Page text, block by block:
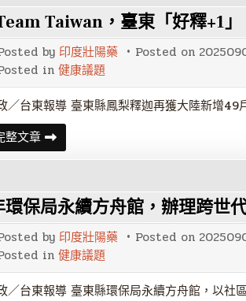
手
警
政
與
觀
護
會
共
築
反
毒
反
詐
全
網
Taiwan，臺東「好釋+1」
by 印度壯陽藥 Posted on
in 健康議題
／台東報導 臺東縣鳳梨釋迦再獲大陸新增
整文章接
力
Team
東
「好
釋
+1」
環保局永續方舟館，辦理跨世
by 印度壯陽藥 Posted on
in 健康議題
／台東報導 臺東縣環保局永續方舟館，以社